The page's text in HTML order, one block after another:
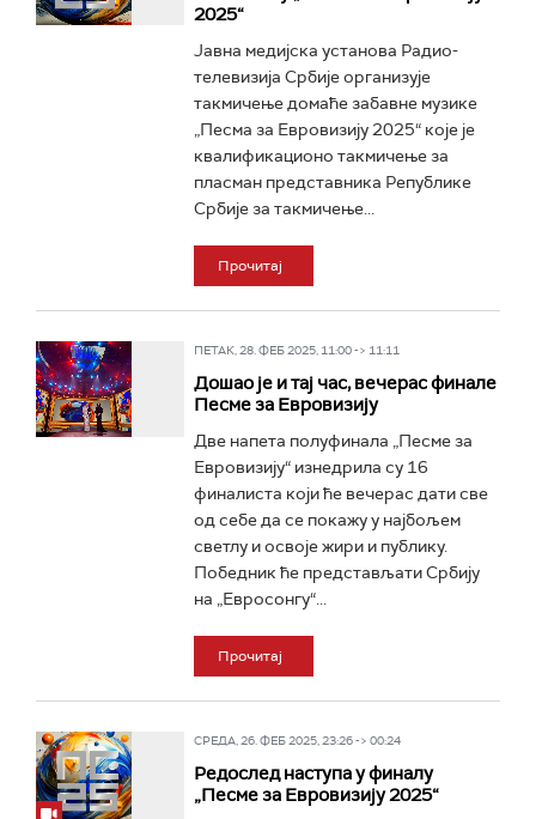
2025“
Јавна медијска установа Радио-
телевизија Србије организује
такмичење домаће забавне музике
„Песма за Евровизију 2025“ које је
квалификационо такмичење за
пласман представника Републике
Србије за такмичење...
Прочитај
ПЕТАК, 28. ФЕБ 2025, 11:00 -> 11:11
Дошао је и тај час, вечерас финале
Песме за Евровизију
Две напета полуфинала „Песме за
Евровизију“ изнедрила су 16
финалиста који ће вечерас дати све
од себе да се покажу у најбољем
светлу и освоје жири и публику.
Победник ће представљати Србију
на „Евросонгу“...
Прочитај
СРЕДА, 26. ФЕБ 2025, 23:26 -> 00:24
Редослед наступа у финалу
„Песме за Евровизију 2025“